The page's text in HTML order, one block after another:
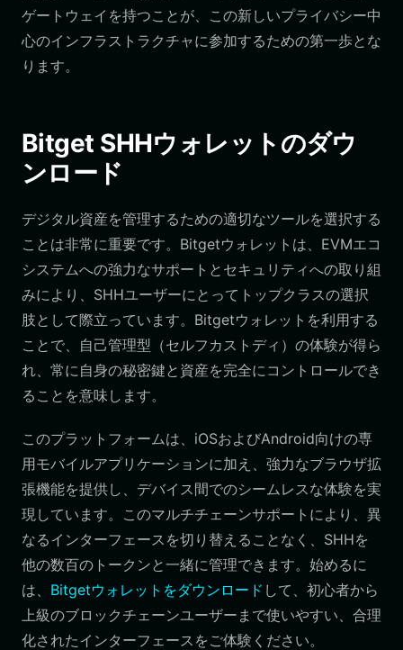
ゲートウェイを持つことが、この新しいプライバシー中
心のインフラストラクチャに参加するための第一歩とな
ります。
Bitget SHHウォレットのダウ
ンロード
デジタル資産を管理するための適切なツールを選択する
ことは非常に重要です。Bitgetウォレットは、EVMエコ
システムへの強力なサポートとセキュリティへの取り組
みにより、SHHユーザーにとってトップクラスの選択
肢として際立っています。Bitgetウォレットを利用する
ことで、自己管理型（セルフカストディ）の体験が得ら
れ、常に自身の秘密鍵と資産を完全にコントロールでき
ることを意味します。
このプラットフォームは、iOSおよびAndroid向けの専
用モバイルアプリケーションに加え、強力なブラウザ拡
張機能を提供し、デバイス間でのシームレスな体験を実
現しています。このマルチチェーンサポートにより、異
なるインターフェースを切り替えることなく、SHHを
他の数百のトークンと一緒に管理できます。始めるに
は、 Bitgetウォレットをダウンロード して、初心者から
上級のブロックチェーンユーザーまで使いやすい、合理
化されたインターフェースをご体験ください。